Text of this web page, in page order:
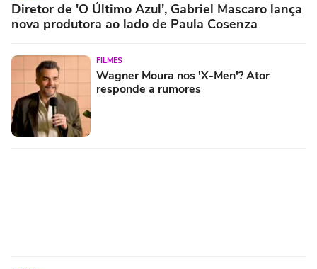
Diretor de 'O Último Azul', Gabriel Mascaro lança
nova produtora ao lado de Paula Cosenza
FILMES
Wagner Moura nos 'X-Men'? Ator
responde a rumores